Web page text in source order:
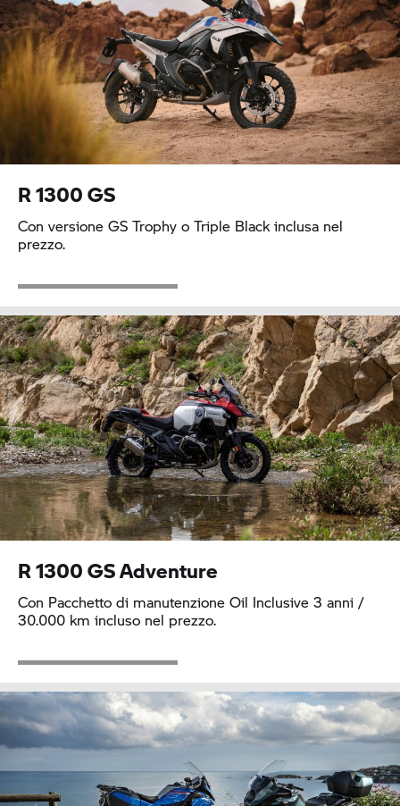
R 1300 GS
Con versione GS Trophy o Triple Black inclusa nel
prezzo.
R 1300 GSAdventure
Con Pacchetto di manutenzione Oil Inclusive 3 anni /
30.000 km incluso nel prezzo.